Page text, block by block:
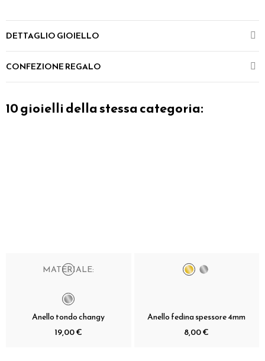
DETTAGLIO GIOIELLO
CONFEZIONE REGALO
10 gioielli della stessa categoria:
MATERIALE:
Anello tondo changy
19,00 €
Anello fedina spessore 4mm
8,00 €